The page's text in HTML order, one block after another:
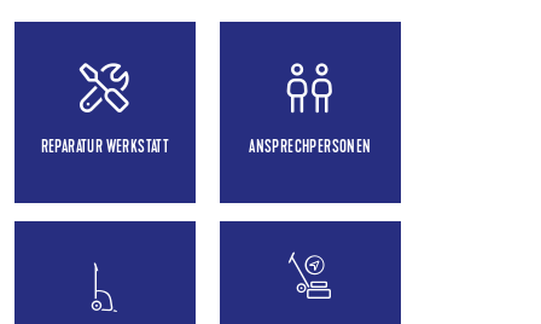
REPARATUR WERKSTATT ANSPRECHPERSONEN